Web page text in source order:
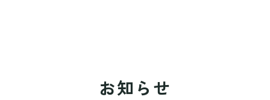
お知らせ